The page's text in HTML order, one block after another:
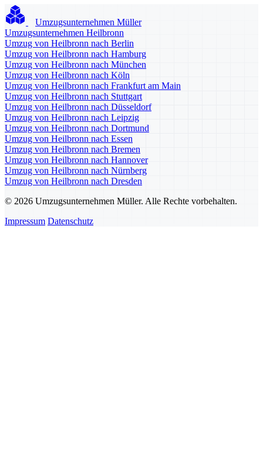
Umzugsunternehmen Müller
Umzugsunternehmen Heilbronn
Umzug von Heilbronn nach Berlin
Umzug von Heilbronn nach Hamburg
Umzug von Heilbronn nach München
Umzug von Heilbronn nach Köln
Umzug von Heilbronn nach Frankfurt am Main
Umzug von Heilbronn nach Stuttgart
Umzug von Heilbronn nach Düsseldorf
Umzug von Heilbronn nach Leipzig
Umzug von Heilbronn nach Dortmund
Umzug von Heilbronn nach Essen
Umzug von Heilbronn nach Bremen
Umzug von Heilbronn nach Hannover
Umzug von Heilbronn nach Nürnberg
Umzug von Heilbronn nach Dresden
© 2026 Umzugsunternehmen Müller. Alle Rechte vorbehalten.
Impressum Datenschutz